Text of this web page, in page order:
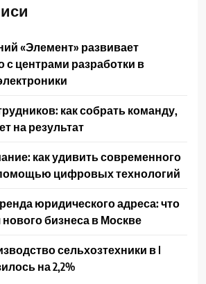
«Элемент» развивает
с центрами разработки в
как собрать команду,
на результат
как удивить современного
цифровых технологий
юридического адреса: что
бизнеса в Москве
сельхозтехники в I
на 2,2%